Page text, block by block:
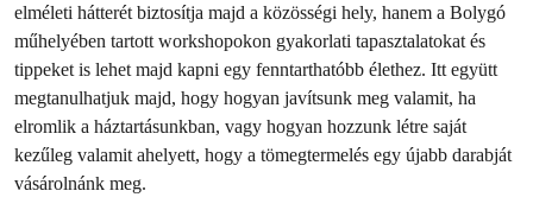
elméleti hátterét biztosítja majd a közösségi hely, hanem a Bolygó
műhelyében tartott workshopokon gyakorlati tapasztalatokat és
tippeket is lehet majd kapni egy fenntarthatóbb élethez. Itt együtt
megtanulhatjuk majd, hogy hogyan javítsunk meg valamit, ha
elromlik a háztartásunkban, vagy hogyan hozzunk létre saját
kezűleg valamit ahelyett, hogy a tömegtermelés egy újabb darabját
vásárolnánk meg.